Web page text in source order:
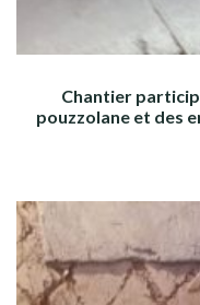
Chantier
pouzzolane et des